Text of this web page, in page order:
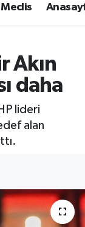
Meclis
Akın
daha
lideri
alan